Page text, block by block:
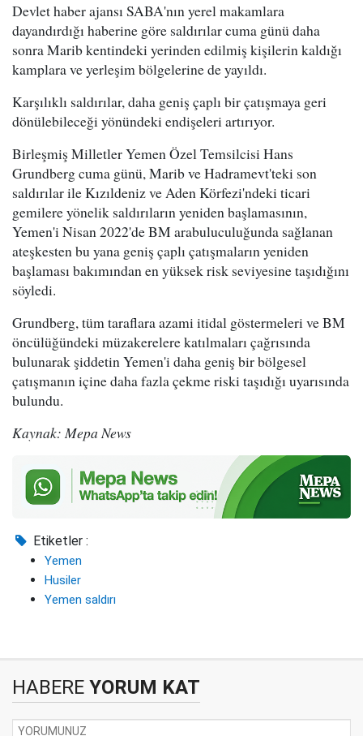
Devlet haber ajansı SABA'nın yerel makamlara
dayandırdığı haberine göre saldırılar cuma günü daha
sonra Marib kentindeki yerinden edilmiş kişilerin kaldığı
kamplara ve yerleşim bölgelerine de yayıldı.
Karşılıklı saldırılar, daha geniş çaplı bir çatışmaya geri
dönülebileceği yönündeki endişeleri artırıyor.
Birleşmiş Milletler Yemen Özel Temsilcisi Hans
Grundberg cuma günü, Marib ve Hadramevt'teki son
saldırılar ile Kızıldeniz ve Aden Körfezi'ndeki ticari
gemilere yönelik saldırıların yeniden başlamasının,
Yemen'i Nisan 2022'de BM arabuluculuğunda sağlanan
ateşkesten bu yana geniş çaplı çatışmaların yeniden
başlaması bakımından en yüksek risk seviyesine taşıdığını
söyledi.
Grundberg, tüm taraflara azami itidal göstermeleri ve BM
öncülüğündeki müzakerelere katılmaları çağrısında
bulunarak şiddetin Yemen'i daha geniş bir bölgesel
çatışmanın içine daha fazla çekme riski taşıdığı uyarısında
bulundu.
Kaynak: Mepa News
Etiketler :
Yemen
Husiler
Yemen saldırı
HABERE YORUM KAT